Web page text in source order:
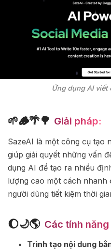
Ứng dụng AI viết
🌱🪵🌴🌳 Giải pháp:
SazeAI là một công cụ tạo
giúp giải quyết những vấn
dụng AI để tạo ra nhiều
lượng cao một cách nhanh
người dùng tiết kiệm thời
🌔🌙🌎 Các tính
Trình tạo nội dung